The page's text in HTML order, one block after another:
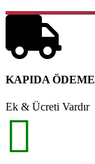
KAPIDA ÖDEME
Ek & Ücreti Vardır